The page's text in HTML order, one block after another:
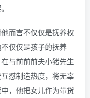
而言不仅仅是抚养权
仅仅是孩子的抚养
与前前前夫小猪先生
怼制造热度，将无辜
，他把女儿作为带货